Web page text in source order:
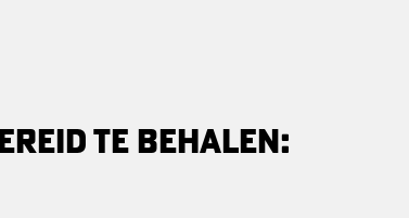
TE BEHALEN: